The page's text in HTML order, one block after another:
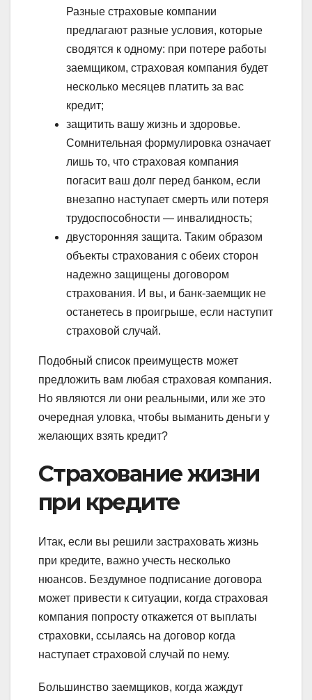
Разные страховые компании
предлагают разные условия, которые
сводятся к одному: при потере работы
заемщиком, страховая компания будет
несколько месяцев платить за вас
кредит;
защитить вашу жизнь и здоровье.
Сомнительная формулировка означает
лишь то, что страховая компания
погасит ваш долг перед банком, если
внезапно наступает смерть или потеря
трудоспособности — инвалидность;
двусторонняя защита. Таким образом
объекты страхования с обеих сторон
надежно защищены договором
страхования. И вы, и банк-заемщик не
останетесь в проигрыше, если наступит
страховой случай.
Подобный список преимуществ может
предложить вам любая страховая компания.
Но являются ли они реальными, или же это
очередная уловка, чтобы выманить деньги у
желающих взять кредит?
Страхование жизни
при кредите
Итак, если вы решили застраховать жизнь
при кредите, важно учесть несколько
нюансов. Бездумное подписание договора
может привести к ситуации, когда страховая
компания попросту откажется от выплаты
страховки, ссылаясь на договор когда
наступает страховой случай по нему.
Большинство заемщиков, когда жаждут